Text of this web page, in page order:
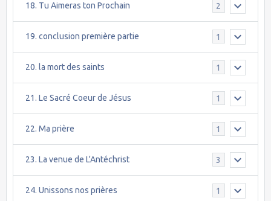
18. Tu Aimeras ton Prochain 2
19. conclusion première partie 1
20. la mort des saints 1
21. Le Sacré Coeur de Jésus 1
22. Ma prière 1
23. La venue de L'Antéchrist 3
24. Unissons nos prières 1